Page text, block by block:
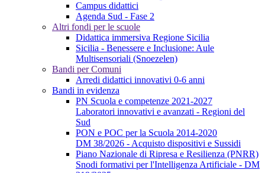
Campus didattici
Agenda Sud - Fase 2
Altri fondi per le scuole
Didattica immersiva Regione Sicilia
Sicilia - Benessere e Inclusione: Aule
Multisensoriali (Snoezelen)
Bandi per Comuni
Arredi didattici innovativi 0-6 anni
Bandi in evidenza
PN Scuola e competenze 2021-2027
Laboratori innovativi e avanzati - Regioni del
Sud
PON e POC per la Scuola 2014-2020
DM 38/2026 - Acquisto dispositivi e Sussidi
Piano Nazionale di Ripresa e Resilienza (PNRR)
Snodi formativi per l'Intelligenza Artificiale - DM